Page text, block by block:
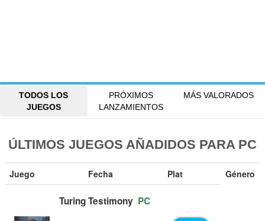
TODOS LOS
JUEGOS
PRÓXIMOS
LANZAMIENTOS
MÁS VALORADOS
ÚLTIMOS JUEGOS AÑADIDOS PARA PC
Juego Fecha Plat Género
Turing Testimony PC